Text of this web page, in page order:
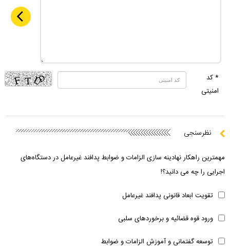
* کد
امنیتی
نظرسنجی
مهمترین راهکار نهادینه سازی الزامات و ضوابط پدافند غیرعامل در دستگاه‌های
اجرایی را چه می دانید؟!
تقویت ابعاد قانونی پدافند غیرعامل
ورود قوه قضائیه و برخوردهای سلبی
توسعه گفتمانی و آموزش الزامات و ضوابط